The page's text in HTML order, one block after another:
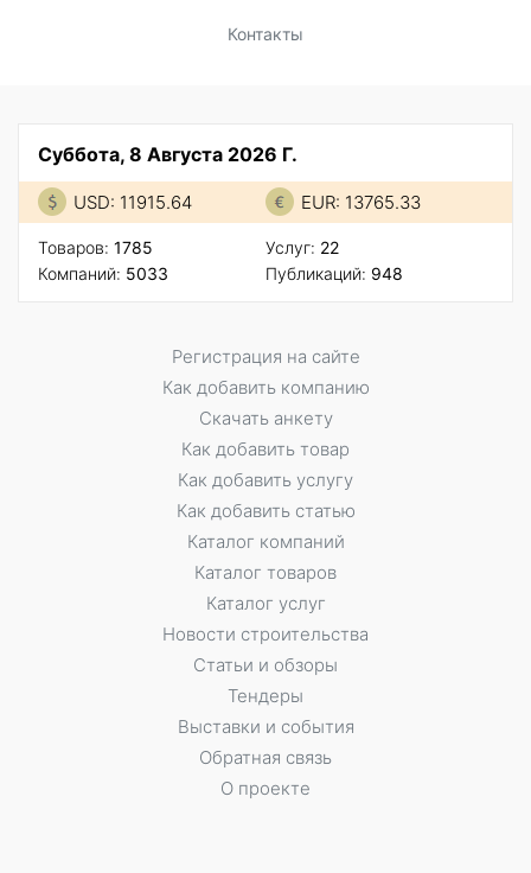
Контакты
Суббота, 8 Августа 2026 Г.
USD: 11915.64 EUR: 13765.33
Товаров: 1785
Компаний: 5033
Услуг: 22
Публикаций: 948
Регистрация на сайте
Как добавить компанию
Скачать анкету
Как добавить товар
Как добавить услугу
Как добавить статью
Каталог компаний
Каталог товаров
Каталог услуг
Новости строительства
Статьи и обзоры
Тендеры
Выставки и события
Обратная связь
О проекте